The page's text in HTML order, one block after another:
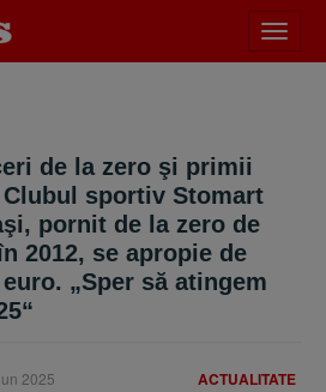
meniu
de la zero şi primii
sportiv Stomart
pornit de la zero de
2012, se apropie de
„Sper să atingem
ACTUALITATE
2025